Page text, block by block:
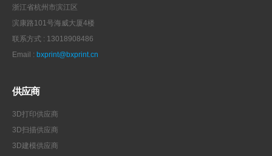
浙江省杭州市滨江区
滨康路101号海威大厦4楼
联系方式 : 13018908486
Email : bxprint@bxprint.cn
供应商
3D打印供应商
3D扫描供应商
3D建模供应商